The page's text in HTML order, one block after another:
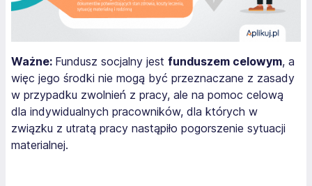
Ważne: Fundusz socjalny jest funduszem celowym, a
więc jego środki nie mogą być przeznaczane z zasady
w przypadku zwolnień z pracy, ale na pomoc celową
dla indywidualnych pracowników, dla których w
związku z utratą pracy nastąpiło pogorszenie sytuacji
materialnej.